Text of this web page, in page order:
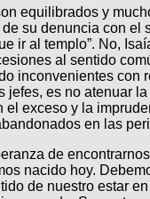
equilibrados y
su denuncia con el
ir al templo”. No,
al sentido
inconvenientes con
jefes, es no atenuar
el exceso y la
en las
de
nacido hoy.
de nuestro estar